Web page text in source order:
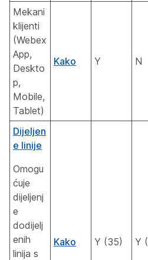
Mekani
klijenti
(Webex
App,
Deskto
p,
Mobile,
Tablet)
Kako Y N
Dijeljen
e linije
Omogu
ćuje
dijeljenj
e
dodijelj
enih
linija s
Kako Y (35) Y